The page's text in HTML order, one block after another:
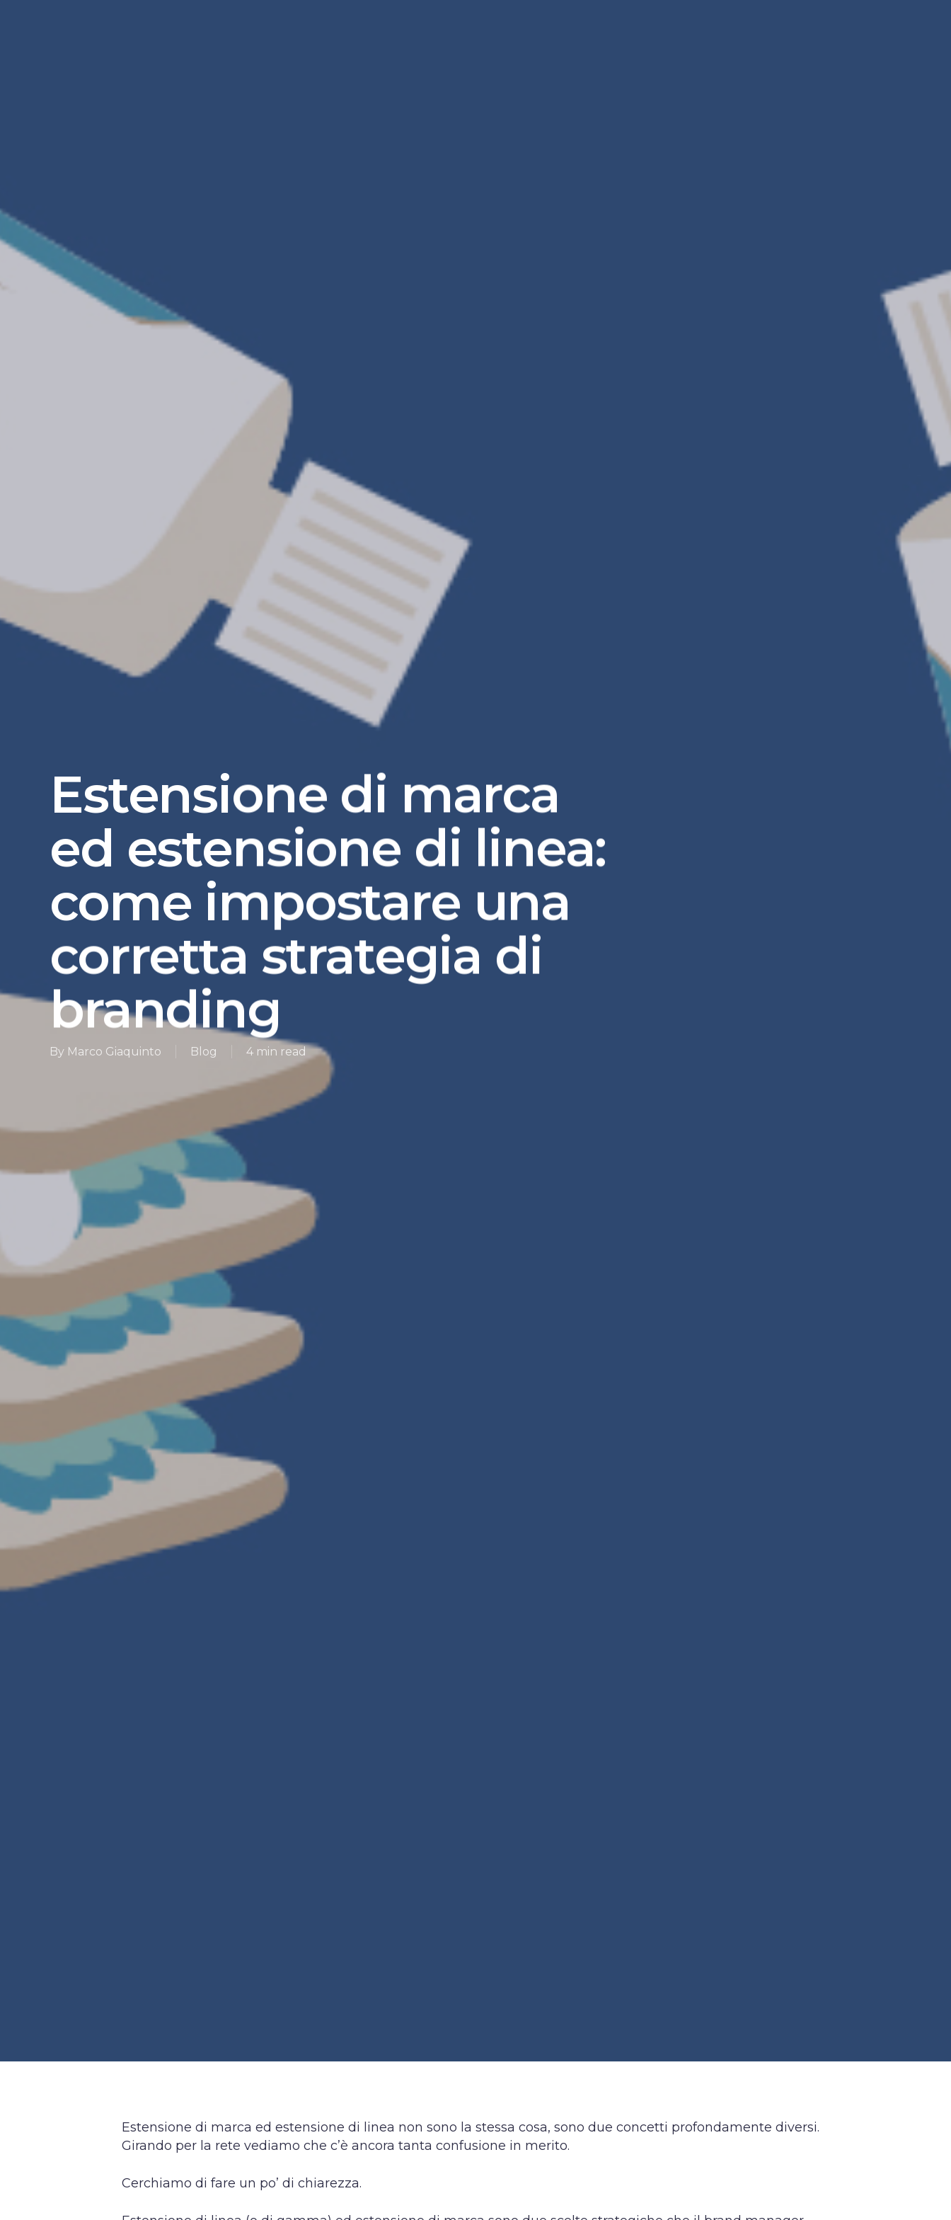
Estensione di marca
ed estensione di linea:
come impostare una
corretta strategia di
branding
By Marco Giaquinto Blog 4 min read
Estensione di marca ed estensione di linea non sono la stessa cosa, sono due concetti profondamente diversi.
Girando per la rete vediamo che c’è ancora tanta confusione in merito.
Cerchiamo di fare un po’ di chiarezza.